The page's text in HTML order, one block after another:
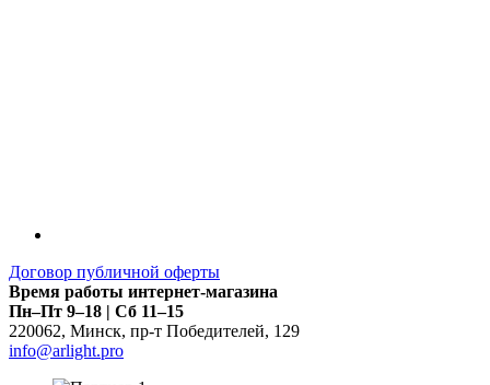
Договор публичной оферты
Время работы интернет-магазина
Пн–Пт 9–18 | Сб 11–15
220062, Минск, пр-т Победителей, 129
info@arlight.pro